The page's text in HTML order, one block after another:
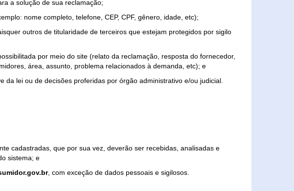
a solução de sua reclamação;
nome completo, telefone, CEP, CPF, gênero, idade, etc);
outros de titularidade de terceiros que estejam protegidos por sigilo
por meio do site (relato da reclamação, resposta do fornecedor,
área, assunto, problema relacionados à demanda, etc); e
lei ou de decisões proferidas por órgão administrativo e/ou judicial.
cadastradas, que por sua vez, deverão ser recebidas, analisadas e
sistema; e
, com exceção de dados pessoais e sigilosos.